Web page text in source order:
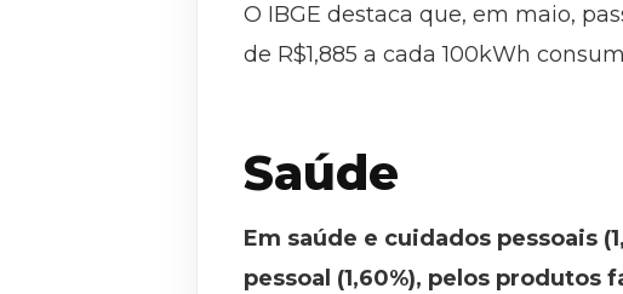
O IBGE destaca que, em maio,
de R$1,885 a cada 100kWh
Saúde
Em saúde e cuidados pessoais
pessoal (1,60%), pelos produtos